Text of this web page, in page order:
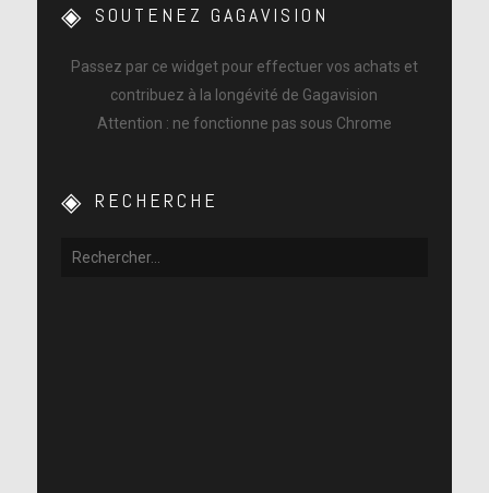
SOUTENEZ GAGAVISION
Passez par ce widget pour effectuer vos achats et
contribuez à la longévité de Gagavision
Attention : ne fonctionne pas sous Chrome
RECHERCHE